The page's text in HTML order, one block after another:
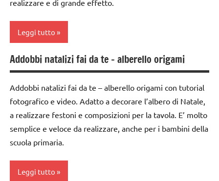
DIDATTICA
Inverno
Natale
STAGIONI
TUTTI GLI
ARGOMENTI
PER ETA'
TUTTI GLI
ARTICOLI
VITA
PRATICA
6
anni
decorazioni
FESTE
lavoretti
Natale
paperfolding
origami
realizzare e di grande effetto.
Leggi tutto
albero
di
Natale
carta
6
anni
natalizie
Addobbi natalizi fai da te – alberello origami
Addobbi natalizi fai da te – alberello origami con tutorial
fotografico e video. Adatto a decorare l’albero di Natale,
a realizzare festoni e composizioni per la tavola. E’ molto
semplice e veloce da realizzare, anche per i bambini della
scuola primaria.
Leggi tutto